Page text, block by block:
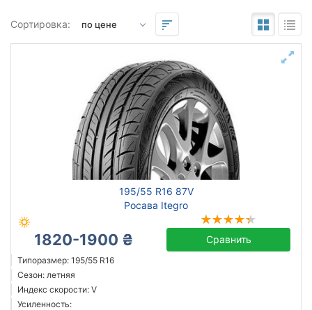
Сортировка:
195/55 R16 87V
Росава Itegro
1820-1900 ₴ Сравнить
Типоразмер: 195/55 R16
Сезон: летняя
Индекс скорости: V
Усиленность:
195
зимняя нешип
зимняя шип
Michelin
Triangle
Sailun
Goodyear